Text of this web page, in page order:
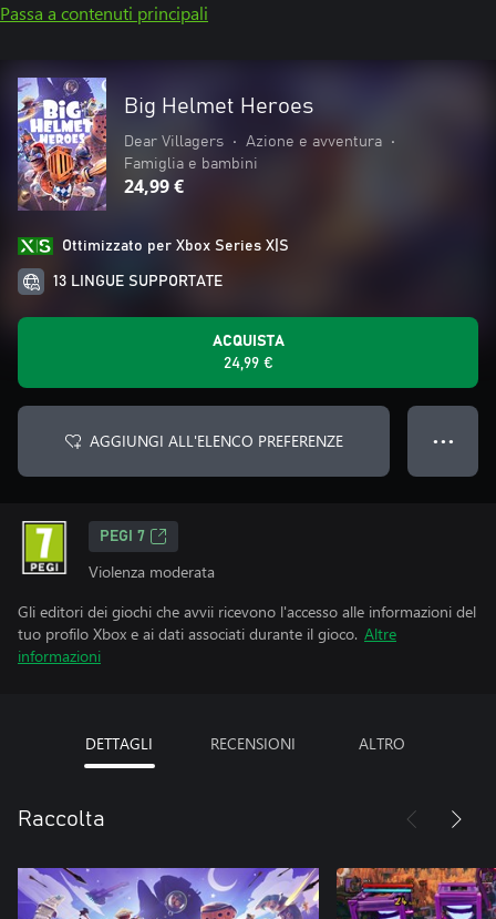
Passa a contenuti principali
Big Helmet Heroes
Dear Villagers • Azione e avventura
•
Famiglia e bambini
24,99 €
Ottimizzato per Xbox Series X|S
13 LINGUE SUPPORTATE
ACQUISTA
24,99 €
AGGIUNGI ALL'ELENCO PREFERENZE ● ● ●
PEGI 7
Violenza moderata
Gli editori dei giochi che avvii ricevono l'accesso alle informazioni del
tuo profilo Xbox e ai dati associati durante il gioco. Altre
informazioni
DETTAGLI RECENSIONI ALTRO
Raccolta